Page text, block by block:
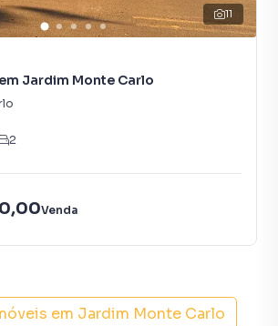
11
Jardim Monte Carlo
2
Venda
em Jardim Monte Carlo